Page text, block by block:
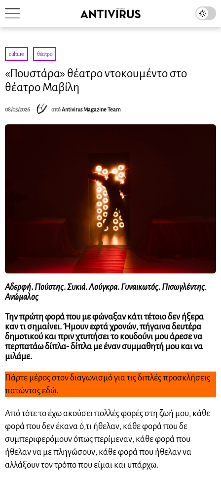
culture · θέατρο
«Πουστάρα» θέατρο ντοκουμέντο στο
θέατρο Μαβίλη
08/05/2026 απόAntivirus Magazine Team
Αδερφή. Πούστης.Συκιά.Λούγκρα. Γυναικωτός. Πισωγλέντης.
Ανώμαλος
Την πρώτη φορά που με φώναξαν κάτι τέτοιο δεν ήξερα
καν τι σημαίνει. Ήμουν εφτά χρονών, πήγαινα δευτέρα
δημοτικού και πριν χτυπήσει το κουδούνι μου άρεσε να
περπατάω δίπλα- δίπλα με έναν συμμαθητή μου και να
μιλάμε.
Πάρτε μέρος στον διαγωνισμό για τις διπλές προσκλήσεις
πατώνταςεδώ.
Από τότε το έχω ακούσει πολλές φορές στη ζωή μου, κάθε
φορά που δεν έκανα ό,τι ήθελαν, κάθε φορά που δε
συμπεριφερόμουν όπως περίμεναν, κάθε φορά που
ήθελαν να με πληγώσουν, κάθε φορά που ήθελαν να
αλλάξουν τον τρόπο που είμαι και υπάρχω.